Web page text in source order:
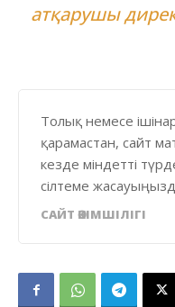
атқарушы
Толық немесе
қарамастан, сайт
кезде міндетті
сілтеме
САЙТ ӘКІМШІЛІГІ